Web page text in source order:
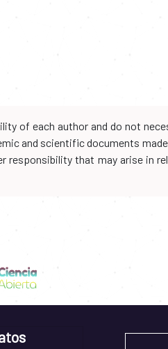
of each author and do not
and scientific documents
responsibility that may arise in